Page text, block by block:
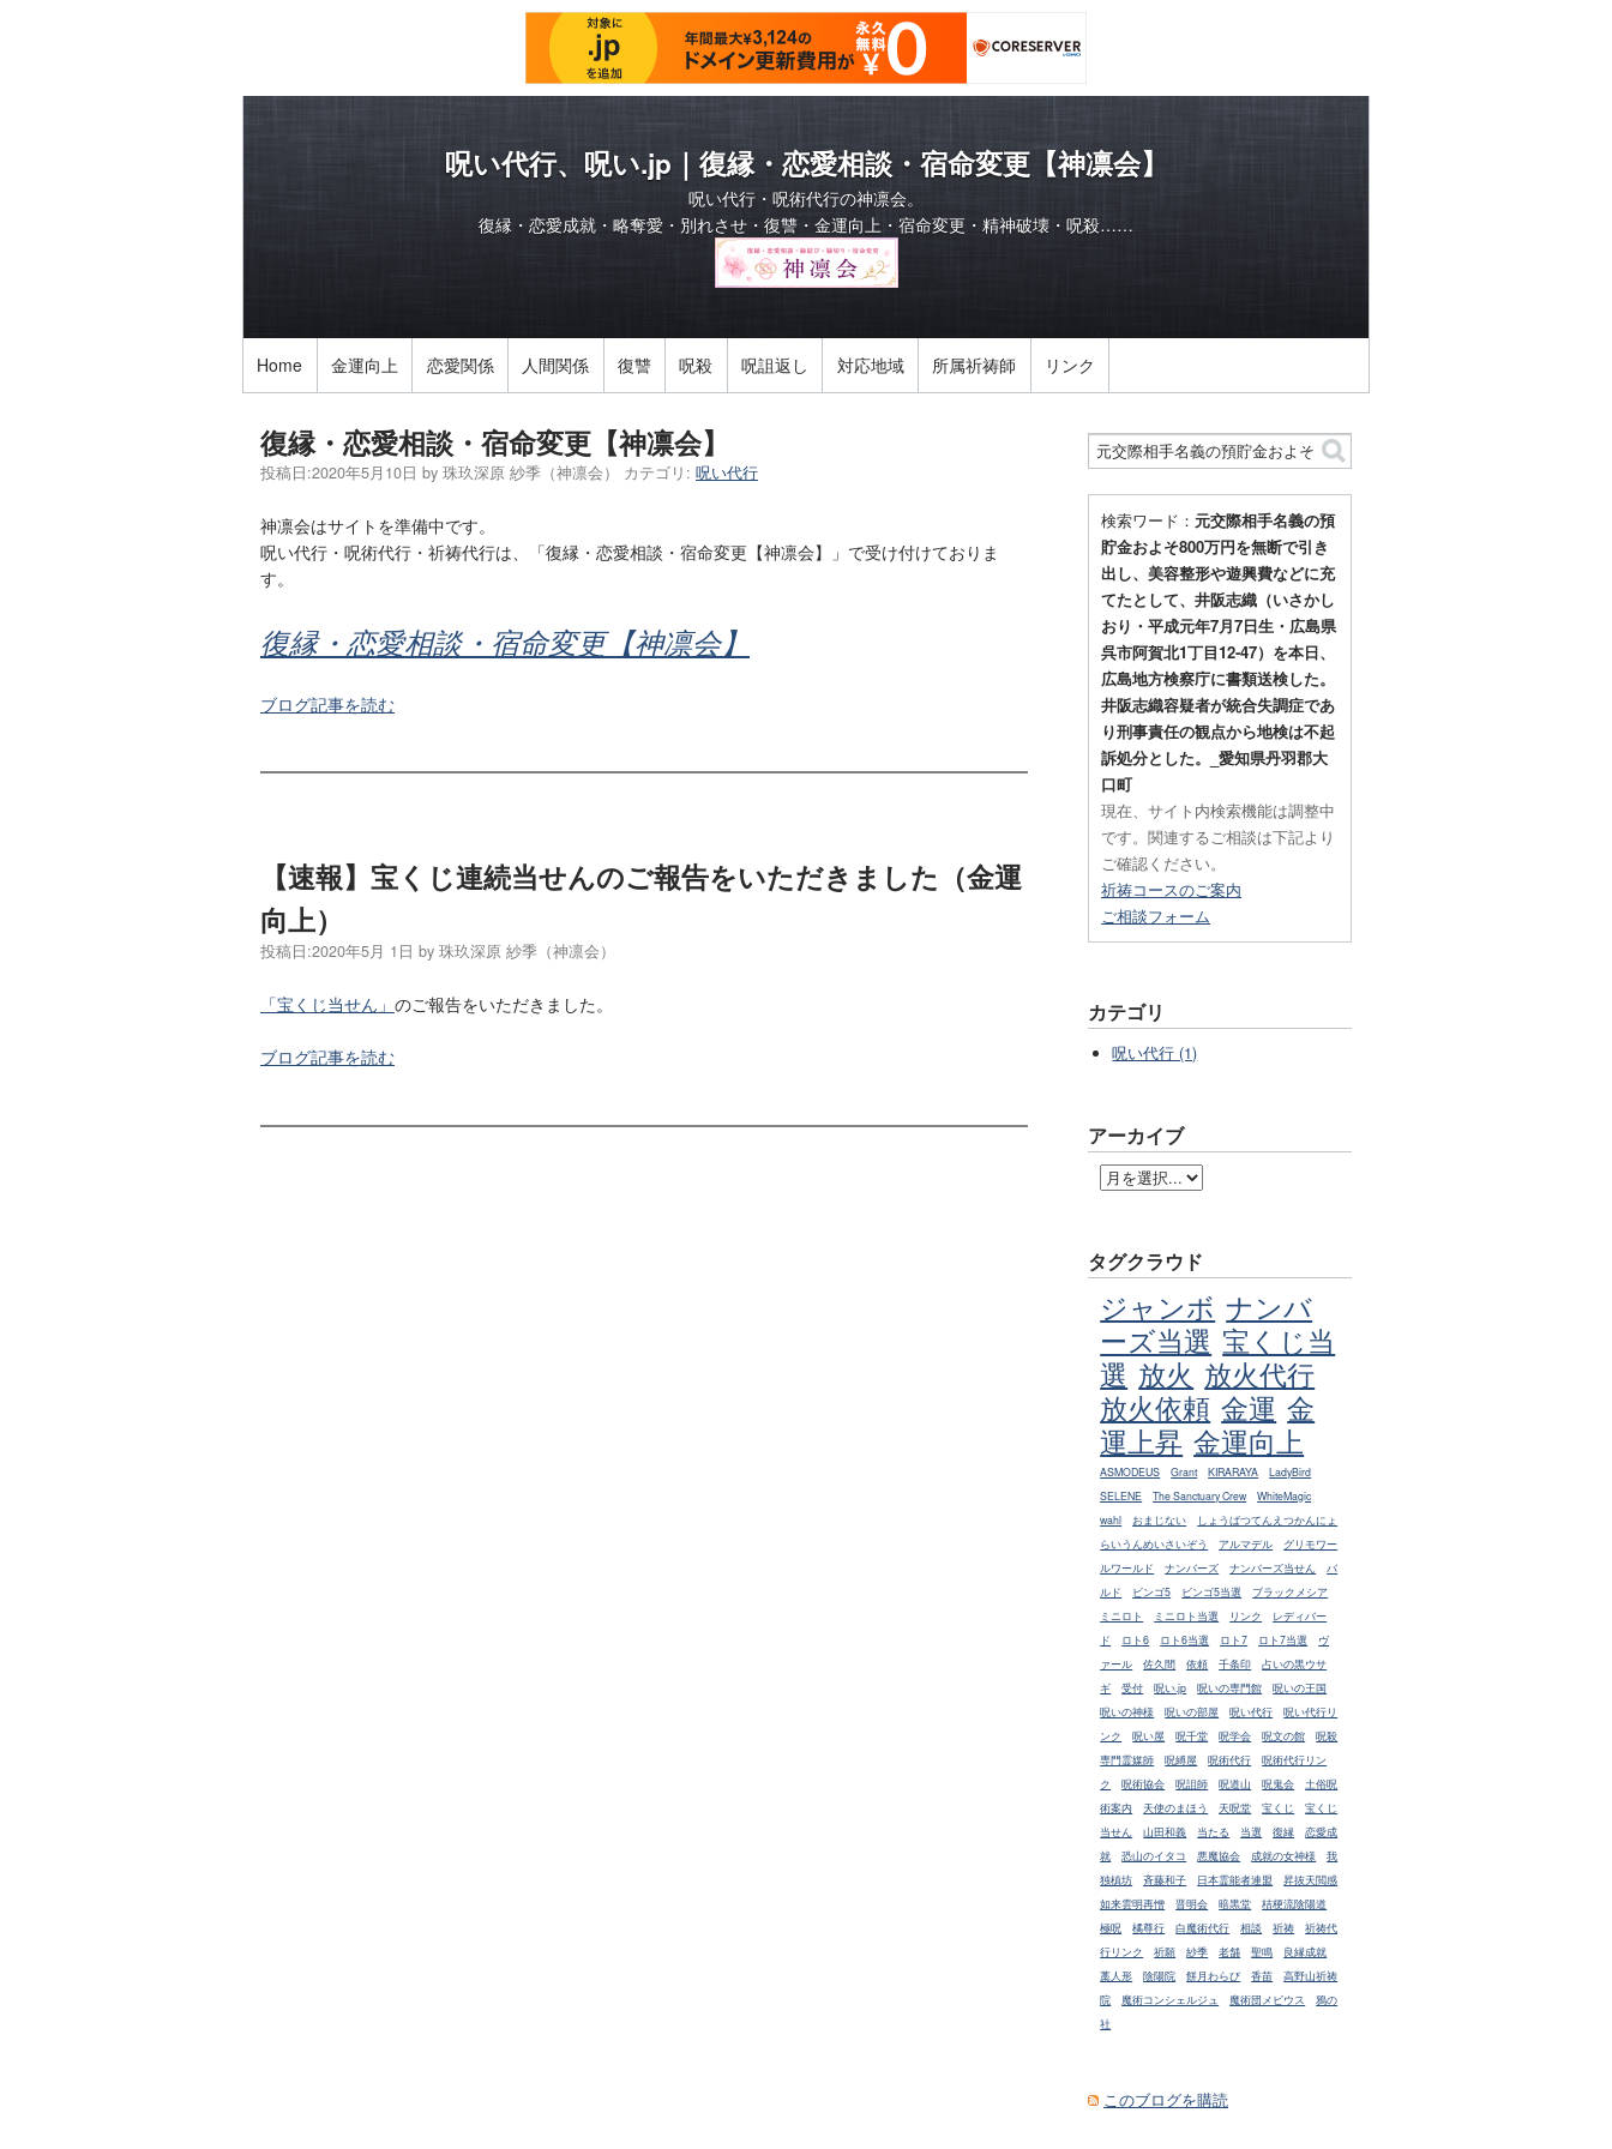
呪い代行、呪い.jp｜復縁・恋愛相談・宿命変更【神凛会】
呪い代行・呪術代行の神凛会。
復縁・恋愛成就・略奪愛・別れさせ・復讐・金運向上・宿命変更・精神破壊・呪殺……
Home 金運向上 恋愛関係 人間関係 復讐 呪殺 呪詛返し 対応地域 所属祈祷師 リンク
復縁・恋愛相談・宿命変更【神凛会】
投稿日:2020年5月10日 by 珠玖深原 紗季（神凛会） カテゴリ: 呪い代行
神凛会はサイトを準備中です。
呪い代行・呪術代行・祈祷代行は、「復縁・恋愛相談・宿命変更【神凛会】」で受け付けておりま
す。
復縁・恋愛相談・宿命変更【神凛会】
ブログ記事を読む
【速報】宝くじ連続当せんのご報告をいただきました（金運
向上）
投稿日:2020年5月 1日 by 珠玖深原 紗季（神凛会）
「宝くじ当せん」 のご報告をいただきました。
ブログ記事を読む
検索ワード： 元交際相手名義の預
貯金およそ800万円を無断で引き
出し、美容整形や遊興費などに充
てたとして、井阪志織（いさかし
おり・平成元年7月7日生・広島県
呉市阿賀北1丁目12-47）を本日、
広島地方検察庁に書類送検した。
井阪志織容疑者が統合失調症であ
り刑事責任の観点から地検は不起
訴処分とした。_愛知県丹羽郡大
口町
現在、サイト内検索機能は調整中
です。関連するご相談は下記より
ご確認ください。
祈祷コースのご案内
ご相談フォーム
カテゴリ
呪い代行 (1)
アーカイブ
タグクラウド
ジャンボ ナンバ
ーズ当選 宝くじ当
選 放火 放火代行
放火依頼 金運 金
運上昇 金運向上
ASMODEUS Grant KIRARAYA
LadyBird
SELENE
The Sanctuary Crew
WhiteMagic
wahl
おまじない
しょうばつてんえつかんにょ
らいうんめいさいぞう
アルマデル
グリモワー
ルワールド
ナンバーズ ナンバーズ当せん
バ
ルド
ビンゴ5 ビンゴ5当選
ブラックメシア
ミニロト
ミニロト当選 リンク
レディバー
ド
ロト6 ロト6当選 ロト7 ロト7当選
ヴ
ァール
佐久間 依頼 千条印
占いの黒ウサ
ギ
受付 呪い.jp 呪いの専門館
呪いの王国
呪いの神様
呪いの部屋 呪い代行
呪い代行リ
ンク
呪い屋 呪千堂 呪学会 呪文の館
呪殺
専門霊媒師
呪縛屋 呪術代行
呪術代行リン
ク
呪術協会 呪詛師 呪道山 呪鬼会
土俗呪
術案内
天使のまほう 天呪堂 宝くじ
宝くじ
当せん
山田和義 当たる 当選 復縁
恋愛成
就
恐山のイタコ 悪魔協会 成就の女神様
我
独槙坊
斉藤和子 日本霊能者連盟
昇抜天閲感
如来雲明再憎
晋明会 暗黒堂
桔梗流陰陽道
極呪
橘尊行 白魔術代行 相談 祈祷
祈祷代
行リンク
祈願 紗季 老舗 聖鳴
良縁成就
藁人形
陰陽院 餅月わらび 香苗
高野山祈祷
院
魔術コンシェルジュ 魔術団メビウス
鴉の
社
このブログを購読